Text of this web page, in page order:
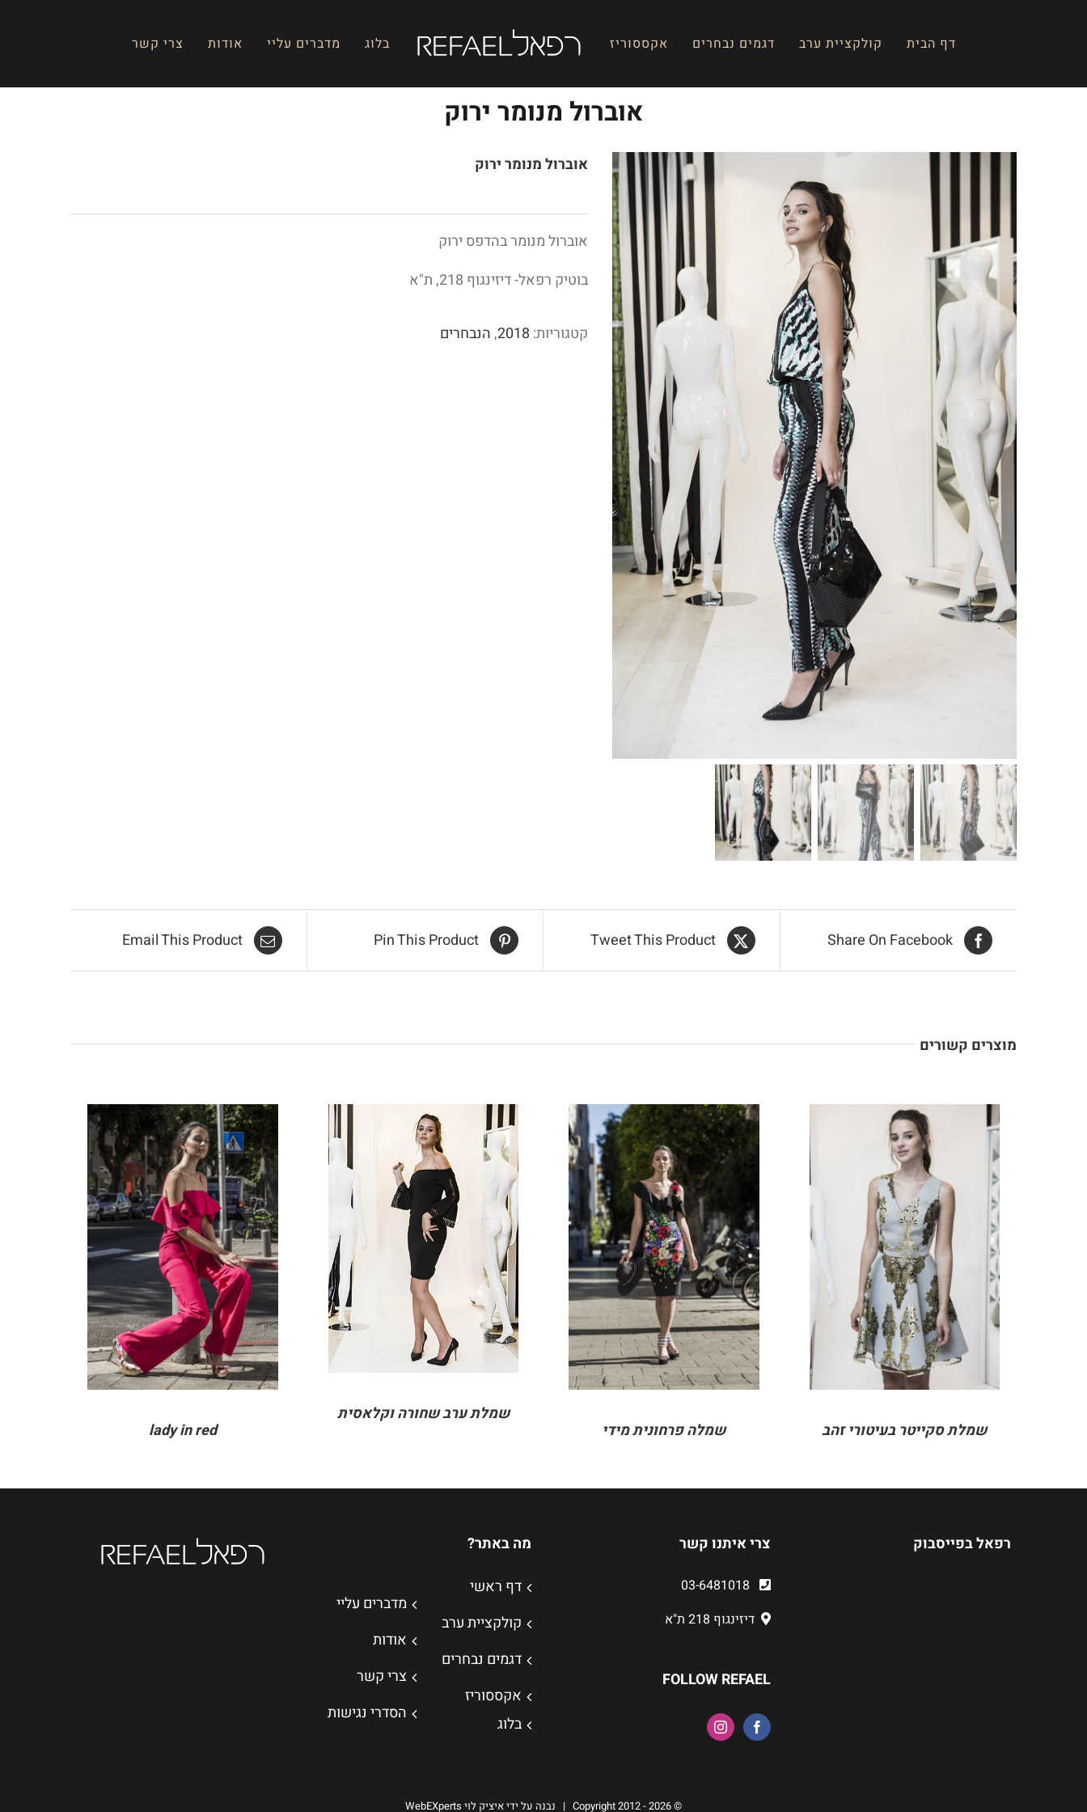
דף הבית קולקציית ערב דגמים נבחרים אקססוריז בלוג מדברים עליי אודות צרי קשר
אוברול מנומר ירוק
אוברול מנומר ירוק
אוברול מנומר בהדפס ירוק
בוטיק רפאל- דיזינגוף 218, ת"א
קטגוריות: 2018
,הנבחרים
Share On Facebook
Tweet This Product
Pin This Product
Email This Product
מוצרים קשורים
DETAILS
שמלת סקייטר בעיטורי זהב
DETAILS
שמלה פרחונית מידי
DETAILS
שמלת ערב שחורה וקלאסית
DETAILS
lady in red
רפאל בפייסבוק צרי איתנו קשר
03-6481018
דיזינגוף 218 ת"א
FOLLOW REFAEL
מה באתר?
דף ראשי
קולקציית ערב
דגמים נבחרים
אקססוריז
בלוג
מדברים עליי
אודות
צרי קשר
הסדרי נגישות
© Copyright 2012 -2026 | נבנה על ידי איציק לוי WebEXperts